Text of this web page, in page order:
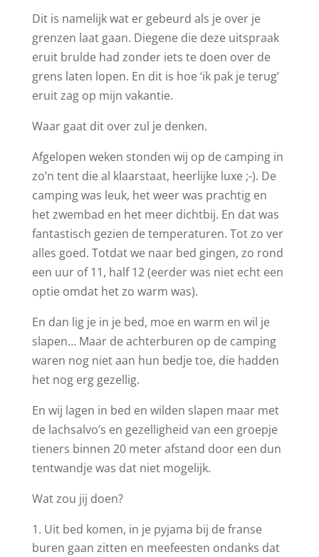
Dit is namelijk wat er gebeurd als je over je
grenzen laat gaan. Diegene die deze uitspraak
eruit brulde had zonder iets te doen over de
grens laten lopen. En dit is hoe ‘ik pak je terug’
eruit zag op mijn vakantie.
Waar gaat dit over zul je denken.
Afgelopen weken stonden wij op de camping in
zo’n tent die al klaarstaat, heerlijke luxe ;-). De
camping was leuk, het weer was prachtig en
het zwembad en het meer dichtbij. En dat was
fantastisch gezien de temperaturen. Tot zo ver
alles goed. Totdat we naar bed gingen, zo rond
een uur of 11, half 12 (eerder was niet echt een
optie omdat het zo warm was).
En dan lig je in je bed, moe en warm en wil je
slapen… Maar de achterburen op de camping
waren nog niet aan hun bedje toe, die hadden
het nog erg gezellig.
En wij lagen in bed en wilden slapen maar met
de lachsalvo’s en gezelligheid van een groepje
tieners binnen 20 meter afstand door een dun
tentwandje was dat niet mogelijk.
Wat zou jij doen?
Uit bed komen, in je pyjama bij de franse
buren gaan zitten en meefeesten ondanks dat